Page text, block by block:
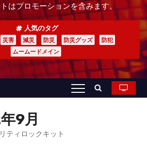
はプロモーションを含みます。
人気のタグ
災害 減災 防災 防災グッズ
防犯
ムームードメイン
9月
ティロックキット